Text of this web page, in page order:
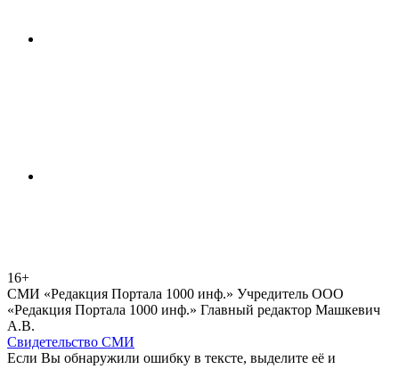
16+
СМИ «Редакция Портала 1000 инф.» Учредитель ООО
«Редакция Портала 1000 инф.» Главный редактор Машкевич
А.В.
Свидетельство СМИ
Если Вы обнаружили ошибку в тексте, выделите её и